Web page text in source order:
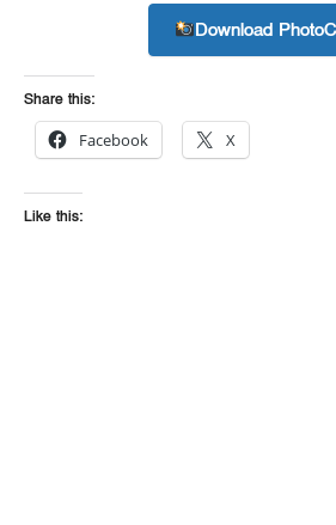
Download
Share this:
Facebook X
Like this: